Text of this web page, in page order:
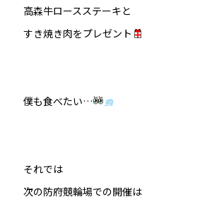
高森牛ロースステーキと
すき焼き肉をプレゼント
僕も食べたい…
それでは
次の防府競輪場での開催は